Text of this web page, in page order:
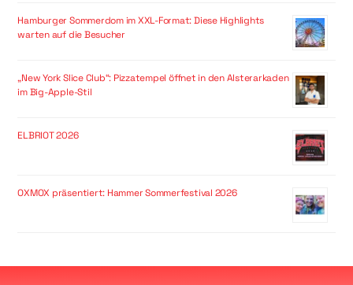
Hamburger Sommerdom im XXL-Format: Diese Highlights
warten auf die Besucher
„New York Slice Club“: Pizzatempel öffnet in den Alsterarkaden
im Big-Apple-Stil
ELBRIOT 2026
OXMOX präsentiert: Hammer Sommerfestival 2026